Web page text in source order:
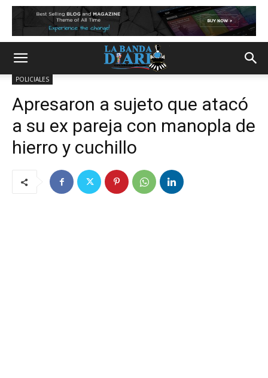
POLICIALES
Apresaron a sujeto que atacó
a su ex pareja con manopla de
hierro y cuchillo